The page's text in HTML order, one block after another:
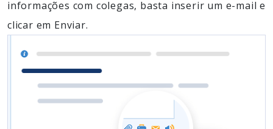
informações com colegas, basta inserir um e-mail e
clicar em Enviar.